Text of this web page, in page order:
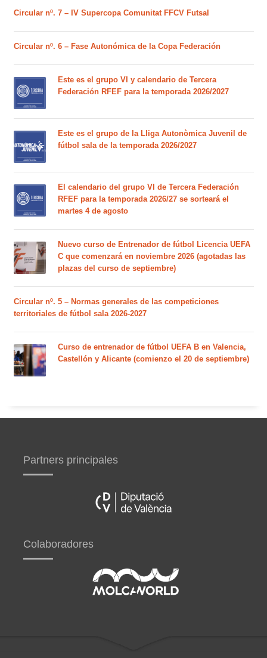
Circular nº. 7 – IV Supercopa Comunitat FFCV Futsal
Circular nº. 6 – Fase Autonómica de la Copa Federación
Este es el grupo VI y calendario de Tercera
Federación RFEF para la temporada 2026/2027
Este es el grupo de la Lliga Autonòmica Juvenil de
fútbol sala de la temporada 2026/2027
El calendario del grupo VI de Tercera Federación
RFEF para la temporada 2026/27 se sorteará el
martes 4 de agosto
Nuevo curso de Entrenador de fútbol Licencia UEFA
C que comenzará en noviembre 2026 (agotadas las
plazas del curso de septiembre)
Circular nº. 5 – Normas generales de las competiciones
territoriales de fútbol sala 2026-2027
Curso de entrenador de fútbol UEFA B en Valencia,
Castellón y Alicante (comienzo el 20 de septiembre)
Partners principales
Colaboradores